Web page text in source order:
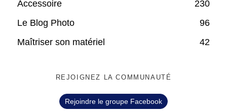
Accessoire
230
Le Blog Photo
96
Maîtriser son matériel
42
REJOIGNEZ LA COMMUNAUTÉ
Rejoindre le groupe Facebook